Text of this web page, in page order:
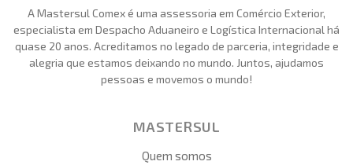
A Mastersul Comex é uma assessoria em Comércio Exterior,
especialista em Despacho Aduaneiro e Logística Internacional há
quase 20 anos. Acreditamos no legado de parceria, integridade e
alegria que estamos deixando no mundo. Juntos, ajudamos
pessoas e movemos o mundo!
MASTERSUL
Quem somos